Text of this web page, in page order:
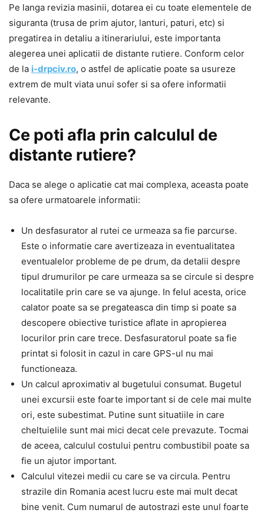
Pe langa revizia masinii, dotarea ei cu toate elementele de
siguranta (trusa de prim ajutor, lanturi, paturi, etc) si
pregatirea in detaliu a itinerariului, este importanta
alegerea unei aplicatii de distante rutiere. Conform celor
de la i-drpciv.ro, o astfel de aplicatie poate sa usureze
extrem de mult viata unui sofer si sa ofere informatii
relevante.
Ce poti afla prin calculul de
distante rutiere?
Daca se alege o aplicatie cat mai complexa, aceasta poate
sa ofere urmatoarele informatii:
Un desfasurator al rutei ce urmeaza sa fie parcurse.
Este o informatie care avertizeaza in eventualitatea
eventualelor probleme de pe drum, da detalii despre
tipul drumurilor pe care urmeaza sa se circule si despre
localitatile prin care se va ajunge. In felul acesta, orice
calator poate sa se pregateasca din timp si poate sa
descopere obiective turistice aflate in apropierea
locurilor prin care trece. Desfasuratorul poate sa fie
printat si folosit in cazul in care GPS-ul nu mai
functioneaza.
Un calcul aproximativ al bugetului consumat. Bugetul
unei excursii este foarte important si de cele mai multe
ori, este subestimat. Putine sunt situatiile in care
cheltuielile sunt mai mici decat cele prevazute. Tocmai
de aceea, calculul costului pentru combustibil poate sa
fie un ajutor important.
Calculul vitezei medii cu care se va circula. Pentru
strazile din Romania acest lucru este mai mult decat
bine venit. Cum numarul de autostrazi este unul foarte